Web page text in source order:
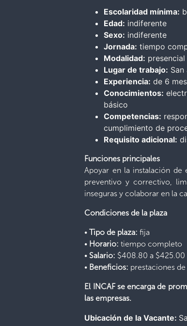
Escolaridad mínima:
Edad: indiferente
Sexo: indiferente
Jornada: tiempo
Modalidad: presencial
Lugar de trabajo:
Experiencia: de 6
Conocimientos:
básico
Competencias:
cumplimiento de
Requisito adicional:
Funciones principales
Apoyar en la instalación de
preventivo y correctivo,
inseguras y colaborar en la
Condiciones de la plaza
•Tipo de plaza: fija
• Horario: tiempo completo
• Salario: $408.80 a $425.00
• Beneficios: prestaciones
El INCAF se encarga de
las empresas.
Ubicación de la Vacante: